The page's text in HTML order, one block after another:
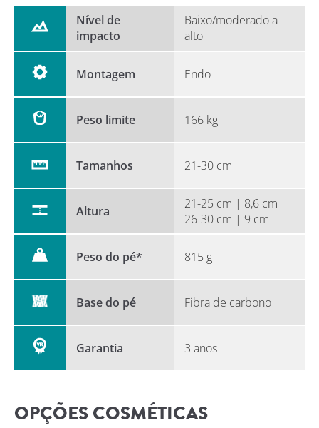
Nível de
impacto
Baixo/moderado a
alto
Montagem Endo
Peso limite 166 kg
Tamanhos 21-30 cm
Altura
21-25 cm | 8,6 cm
26-30 cm | 9 cm
Peso do pé* 815 g
Base do pé Fibra de carbono
Garantia 3 anos
OPÇÕES COSMÉTICAS